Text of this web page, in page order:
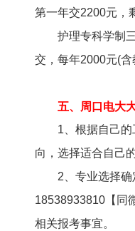
第一年交2200元，
护理专科学制三
交，每年2000元(含
五、周口电大
1、根据自己的
向，选择适合自己
2、专业选择确
18538933810【同
相关报考事宜。